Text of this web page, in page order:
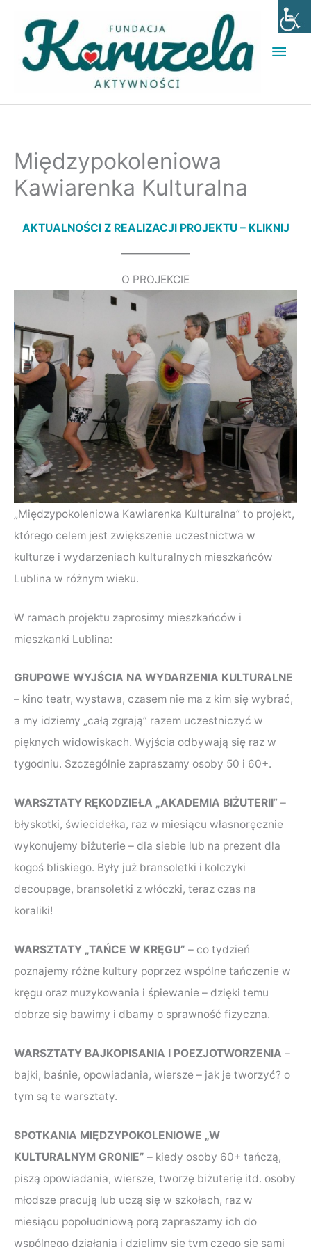
treści
Międzypokoleniowa
Kawiarenka Kulturalna
AKTUALNOŚCI Z REALIZACJI PROJEKTU – KLIKNIJ
O PROJEKCIE
„Międzypokoleniowa Kawiarenka Kulturalna” to projekt,
którego celem jest zwiększenie uczestnictwa w
kulturze i wydarzeniach kulturalnych mieszkańców
Lublina w różnym wieku.
W ramach projektu zaprosimy mieszkańców i
mieszkanki Lublina:
GRUPOWE WYJŚCIA NA WYDARZENIA KULTURALNE
– kino teatr, wystawa, czasem nie ma z kim się wybrać,
a my idziemy „całą zgrają” razem uczestniczyć w
pięknych widowiskach. Wyjścia odbywają się raz w
tygodniu. Szczególnie zapraszamy osoby 50 i 60+.
WARSZTATY RĘKODZIEŁA „AKADEMIA BIŻUTERII” –
błyskotki, świecidełka, raz w miesiącu własnoręcznie
wykonujemy biżuterie – dla siebie lub na prezent dla
kogoś bliskiego. Były już bransoletki i kolczyki
decoupage, bransoletki z włóczki, teraz czas na
koraliki!
WARSZTATY „TAŃCE W KRĘGU” – co tydzień
poznajemy różne kultury poprzez wspólne tańczenie w
kręgu oraz muzykowania i śpiewanie – dzięki temu
dobrze się bawimy i dbamy o sprawność fizyczna.
WARSZTATY BAJKOPISANIA I POEZJOTWORZENIA –
bajki, baśnie, opowiadania, wiersze – jak je tworzyć? o
tym są te warsztaty.
SPOTKANIA MIĘDZYPOKOLENIOWE „W
KULTURALNYM GRONIE” – kiedy osoby 60+ tańczą,
piszą opowiadania, wiersze, tworzę biżuterię itd. osoby
młodsze pracują lub uczą się w szkołach, raz w
miesiącu popołudniową porą zapraszamy ich do
wspólnego działania i dzielimy się tym czego się sami